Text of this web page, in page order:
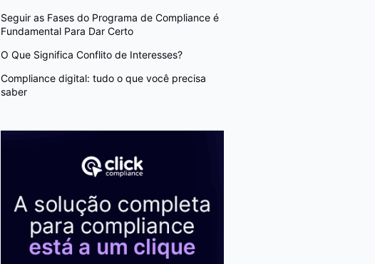
Seguir as Fases do Programa de Compliance é
Fundamental Para Dar Certo
O Que Significa Conflito de Interesses?
Compliance digital: tudo o que você precisa
saber